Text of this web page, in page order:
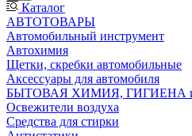
Каталог
АВТОТОВАРЫ
Автомобильный инструмент
Автохимия
Щетки, скребки автомобильные
Аксессуары для автомобиля
БЫТОВАЯ ХИМИЯ, ГИГИЕНА
Освежители воздуха
Средства для стирки